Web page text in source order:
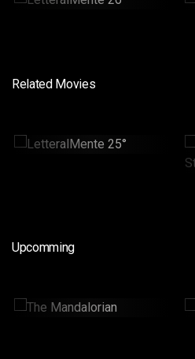
Related Movies
LetteralMente 25°
Upcomming
The Mandalorian